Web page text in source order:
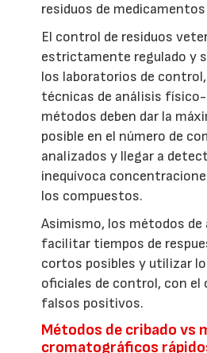
residuos de
El control de residuos
estrictamente regulado y
los laboratorios de
técnicas de análisis
métodos deben dar la
posible en el número de
analizados y llegar a
inequívoca
los compuestos.
Asimismo, los métodos de
facilitar tiempos de
cortos posibles y utilizar
oficiales de control, con el
falsos positivos.
Métodos de cribado vs
cromatográficos